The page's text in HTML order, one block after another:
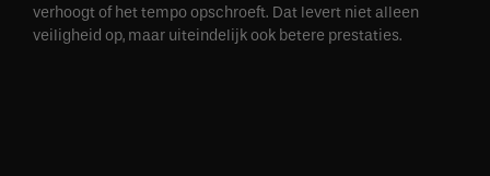
verhoogt of het tempo opschroeft. Dat levert niet alleen
veiligheid op, maar uiteindelijk ook betere prestaties.